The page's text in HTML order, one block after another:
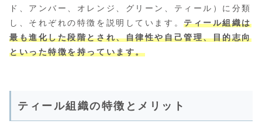
ド、アンバー、オレンジ、グリーン、ティール）に分類
し、それぞれの特徴を説明しています。ティール組織は
最も進化した段階とされ、自律性や自己管理、目的志向
といった特徴を持っています。
ティール組織の特徴とメリット